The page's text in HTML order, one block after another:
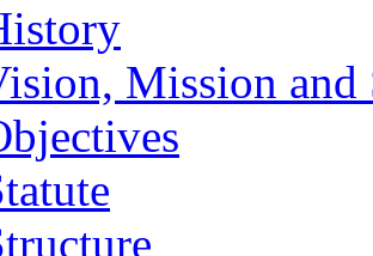
Mission and